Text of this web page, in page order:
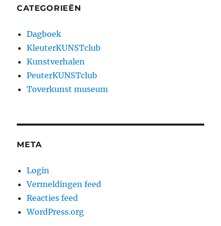
CATEGORIEËN
Dagboek
KleuterKUNSTclub
Kunstverhalen
PeuterKUNSTclub
Toverkunst museum
META
Login
Vermeldingen feed
Reacties feed
WordPress.org